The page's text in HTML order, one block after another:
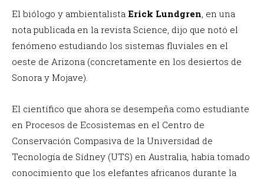
El biólogo y ambientalista Erick Lundgren , en una
nota publicada en la revista Science, dijo que notó el
fenómeno estudiando los sistemas fluviales en el
oeste de Arizona (concretamente en los desiertos de
Sonora y Mojave).
El científico que ahora se desempeña como estudiante
en Procesos de Ecosistemas en el Centro de
Conservación Compasiva de la Universidad de
Tecnología de Sídney (UTS) en Australia, había tomado
conocimiento que los elefantes africanos durante la